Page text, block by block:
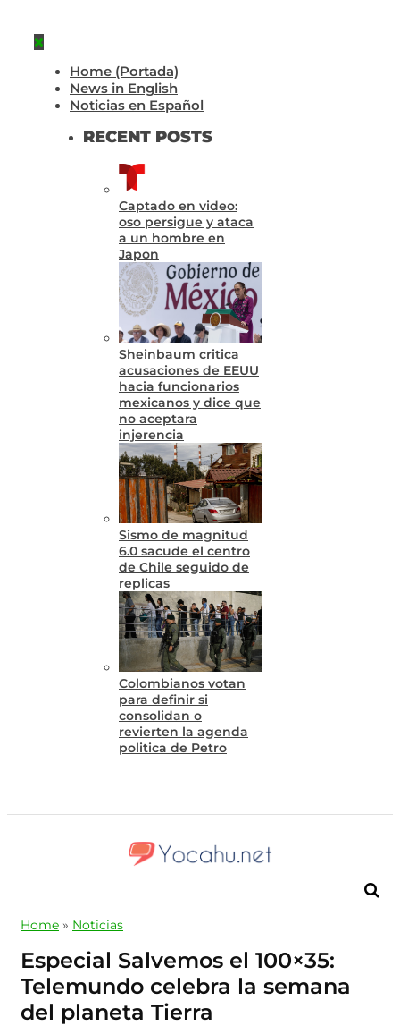
Home (Portada)
News in English
Noticias en Español
RECENT POSTS
Captado en video:
oso persigue y ataca
a un hombre en
Japon
Sheinbaum critica
acusaciones de EEUU
hacia funcionarios
mexicanos y dice que
no aceptara
injerencia
Sismo de magnitud
6.0 sacude el centro
de Chile seguido de
replicas
Colombianos votan
para definir si
consolidan o
revierten la agenda
politica de Petro
Home » Noticias
Especial Salvemos el 100×35:
Telemundo celebra la semana
del planeta Tierra